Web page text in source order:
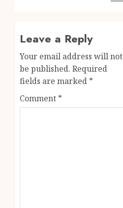
Leave a Reply
Your email address will not
be published. Required
fields are marked *
Comment *